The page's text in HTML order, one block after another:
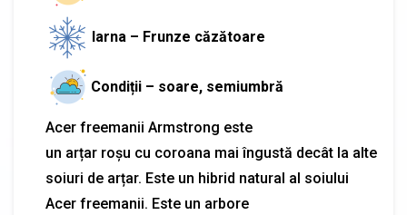
Iarna – Frunze căzătoare
Condiții – soare, semiumbră
Acer freemanii Armstrong este
un arțar roșu cu coroana mai îngustă decât la alte
soiuri de arțar. Este un hibrid natural al soiului
Acer freemanii. Este un arbore